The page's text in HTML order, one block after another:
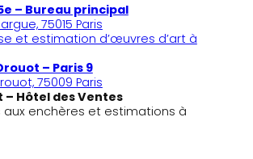
– Bureau principal
75015 Paris
et estimation d’œuvres d’art à
– Paris 9
75009 Paris
– Hôtel des Ventes
aux enchères et estimations à